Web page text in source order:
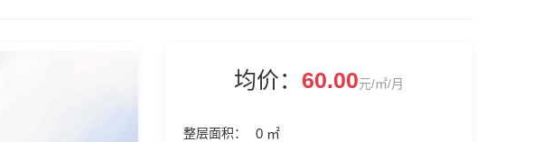
均价： 60.00元/㎡/月
整层面积 0 ㎡